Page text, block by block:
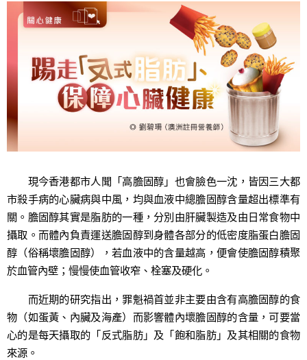
現今香港都市人聞「高膽固醇」也會臉色一沈，皆因三大都
市殺手病的心臟病與中風，均與血液中總膽固醇含量超出標準有
關。膽固醇其實是脂肪的一種，分別由肝臟製造及由日常食物中
攝取。而體內負責運送膽固醇到身體各部分的低密度脂蛋白膽固
醇（俗稱壞膽固醇），若血液中的含量越高，便會使膽固醇積聚
於血管內壁；慢慢使血管收窄、栓塞及硬化。
而近期的研究指出，罪魁禍首並非主要由含有高膽固醇的食
物（如蛋黃、內臟及海產）而影響體內壞膽固醇的含量，可要當
心的是每天攝取的「反式脂肪」及「飽和脂肪」及其相關的食物
來源。